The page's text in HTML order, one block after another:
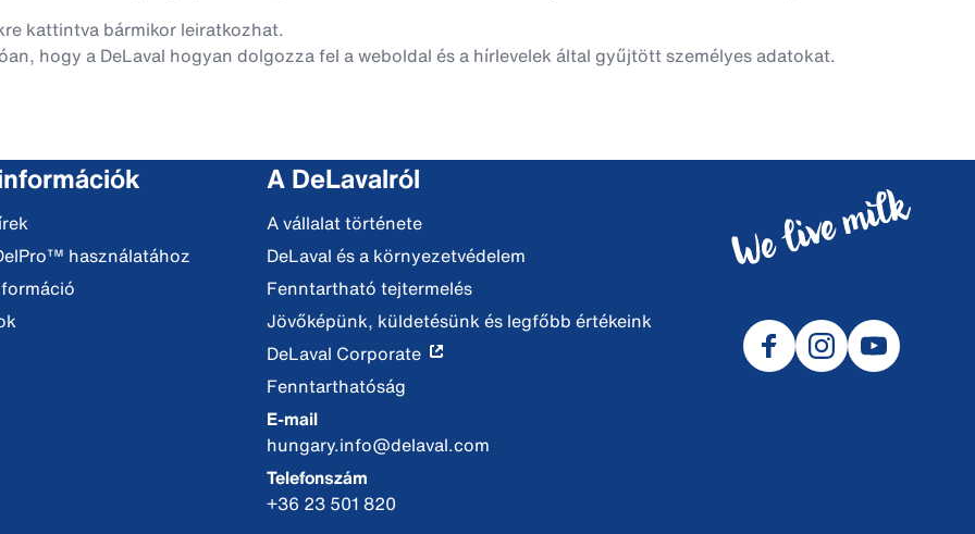
kattintva bármikor leiratkozhat.
hogy a DeLaval hogyan dolgozza fel a weboldal és a hírlevelek által gyűjtött személyes adatokat.
használatához
A DeLavalról
A vállalat története
DeLaval és a környezetvédelem
Fenntartható tejtermelés
Jövőképünk, küldetésünk és legfőbb értékeink
DeLaval Corporate
Fenntarthatóság
E-mail
hungary.info@delaval.com
Telefonszám
+36 23 501 820